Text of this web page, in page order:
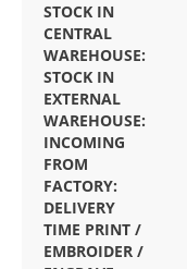
STOCK IN
CENTRAL
WAREHOUSE:
STOCK IN
EXTERNAL
WAREHOUSE:
INCOMING
FROM
FACTORY:
DELIVERY
TIME PRINT /
EMBROIDER /